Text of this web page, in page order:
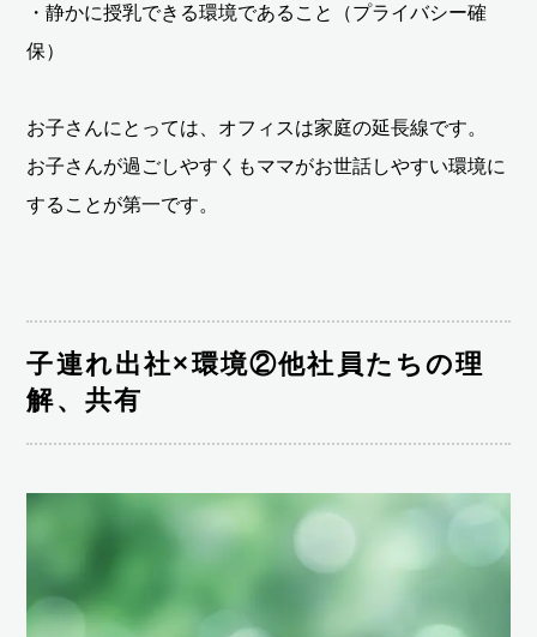
・静かに授乳できる環境であること（プライバシー確
保）
お子さんにとっては、オフィスは家庭の延長線です。
お子さんが過ごしやすくもママがお世話しやすい環境に
することが第一です。
子連れ出社×環境②他社員たちの理
解、共有